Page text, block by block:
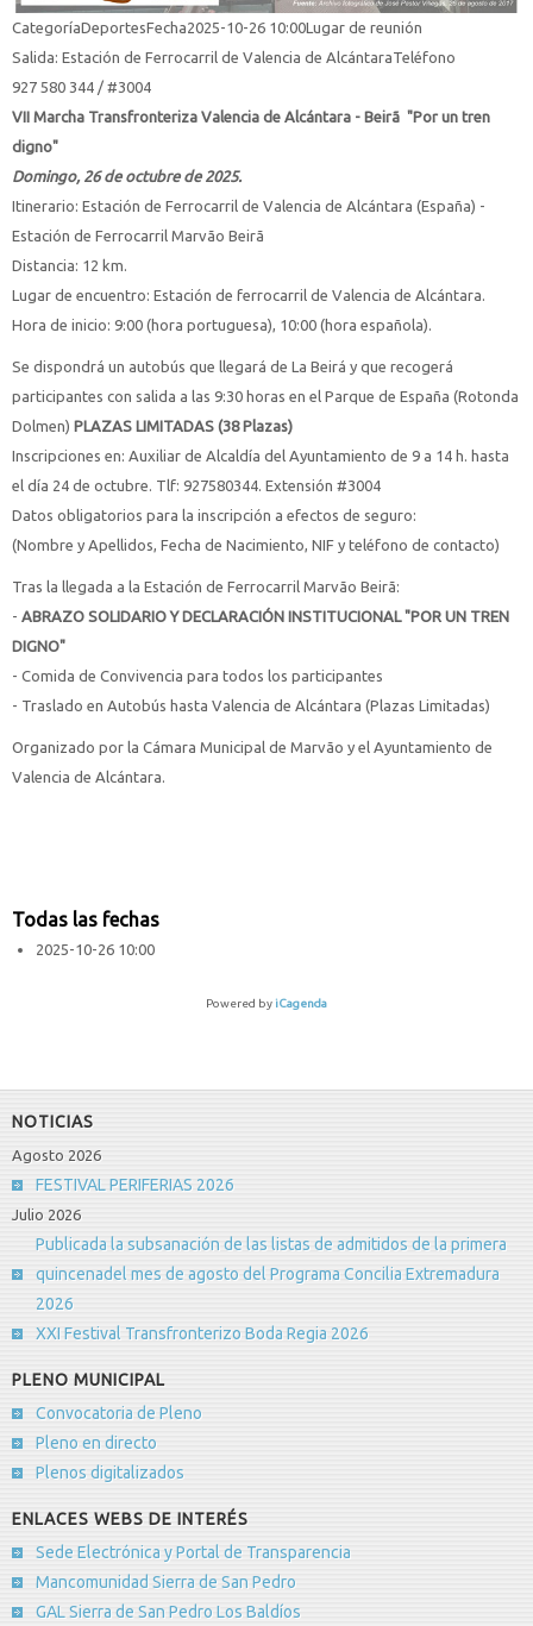
CategoríaDeportesFecha2025-10-26 10:00Lugar de reunión
Salida: Estación de Ferrocarril de Valencia de AlcántaraTeléfono
927 580 344 / #3004
VII Marcha Transfronteriza Valencia de Alcántara - Beirã "Por un tren
digno"
Domingo, 26 de octubre de 2025.
Itinerario: Estación de Ferrocarril de Valencia de Alcántara (España) -
Estación de Ferrocarril Marvão Beirã
Distancia: 12 km.
Lugar de encuentro: Estación de ferrocarril de Valencia de Alcántara.
Hora de inicio: 9:00 (hora portuguesa), 10:00 (hora española).
Se dispondrá un autobús que llegará de La Beirá y que recogerá
participantes con salida a las 9:30 horas en el Parque de España (Rotonda
Dolmen) PLAZAS LIMITADAS (38 Plazas)
Inscripciones en: Auxiliar de Alcaldía del Ayuntamiento de 9 a 14 h. hasta
el día 24 de octubre. Tlf: 927580344. Extensión #3004
Datos obligatorios para la inscripción a efectos de seguro:
(Nombre y Apellidos, Fecha de Nacimiento, NIF y teléfono de contacto)
Tras la llegada a la Estación de Ferrocarril Marvão Beirã:
- ABRAZO SOLIDARIO Y DECLARACIÓN INSTITUCIONAL "POR UN TREN
DIGNO"
- Comida de Convivencia para todos los participantes
- Traslado en Autobús hasta Valencia de Alcántara (Plazas Limitadas)
Organizado por la Cámara Municipal de Marvão y el Ayuntamiento de
Valencia de Alcántara.
Todas las fechas
2025-10-26 10:00
Powered byiCagenda
NOTICIAS
Agosto 2026
FESTIVAL PERIFERIAS 2026
Julio 2026
Publicada la subsanación de las listas de admitidos de la primera
quincenadel mes de agosto del Programa Concilia Extremadura
2026
XXI Festival Transfronterizo Boda Regia 2026
PLENO MUNICIPAL
Convocatoria de Pleno
Pleno en directo
Plenos digitalizados
ENLACES WEBS DE INTERÉS
Sede Electrónica y Portal de Transparencia
Mancomunidad Sierra de San Pedro
GAL Sierra de San Pedro Los Baldíos